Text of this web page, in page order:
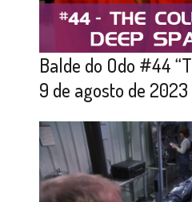
Balde do Odo #44
9 de agosto de 2023